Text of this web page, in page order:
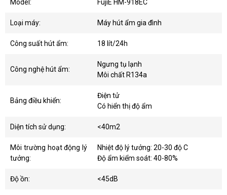
Model: FujiE HM-918EC
Loại máy: Máy hút ẩm gia đình
Công suất hút ẩm: 18 lít/24h
Công nghệ hút ẩm:
Ngưng tụ lạnh
Môi chất R134a
Bảng điều khiển:
Điện tử
Có hiển thị độ ẩm
Diện tích sử dụng: <40m2
Môi trường hoạt động lý
tưởng:
Nhiệt độ lý tưởng: 20-30 độ C
Độ ẩm kiểm soát: 40-80%
Độ ồn: <45dB